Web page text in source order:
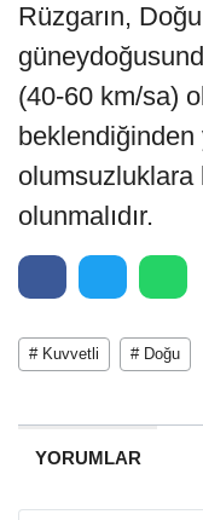
Rüzgarın,
(40-60 km/sa)
olumsuzluklara
olunmalıdır.
# Kuvvetli # Doğu
YORUMLAR